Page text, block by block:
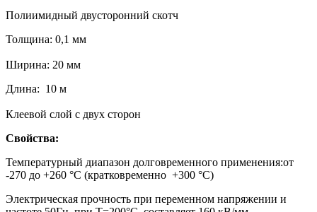
Полиимидный двусторонний скотч
Толщина: 0,1 мм
Ширина: 20 мм
Длина: 10 м
Клеевой слой с двух сторон
Свойства:
Температурный диапазон долговременного применения:от
-270 до +260 °С (кратковременно +300 °С)
Электрическая прочность при переменном напряжении и